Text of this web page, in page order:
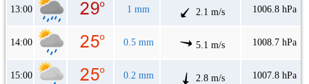
13:00 1 mm 2.1 m/s 1006.8 hPa
14:00 0.5 mm 5.1 m/s 1008.7 hPa
15:00 0.2 mm 2.8 m/s 1007.8 hPa